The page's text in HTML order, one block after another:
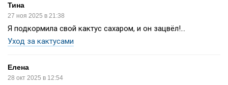
Тина
27 ноя 2025 в 21:38
Я подкормила свой кактус сахаром, и он зацвёл!...
Уход за кактусами
Елена
28 окт 2025 в 12:54